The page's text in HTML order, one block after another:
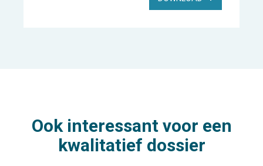
Ook interessant voor een
kwalitatief dossier